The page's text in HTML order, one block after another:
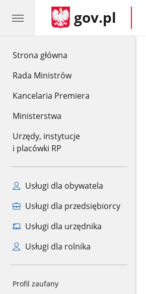
Strona główna
Rada Ministrów
Kancelaria Premiera
Ministerstwa
Urzędy, instytucje
i placówki RP
Usługi dla obywatela
Usługi dla przedsiębiorcy
Usługi dla urzędnika
Usługi dla rolnika
Profil zaufany
gov.pl